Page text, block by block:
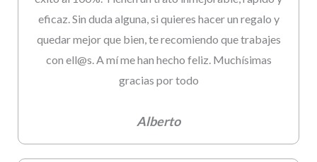
eficaz. Sin duda alguna, si quieres hacer un regalo y
quedar mejor que bien, te recomiendo que trabajes
con ell@s. A mí me han hecho feliz. Muchísimas
gracias por todo
Alberto